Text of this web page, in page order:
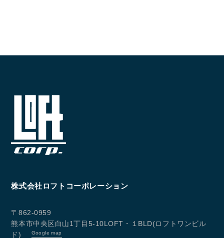
株式会社ロフトコーポレーション
〒862-0959
熊本市中央区白山1丁目5-10LOFT・１BLD(ロフトワンビル
ド)
Google map